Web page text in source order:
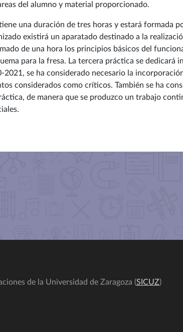
del alumno y material proporcionado.
una duración de tres horas y estará formada
existirá un aparatado destinado a la
de una hora los principios básicos del
para la fresa. La tercera práctica se
2021, se ha considerado necesario la
considerados como críticos. También se ha
de manera que se produzco un trabajo
de la Universidad de Zaragoza (SICUZ)